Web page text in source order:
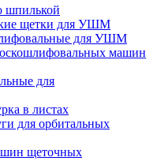
шпилькой
щетки для УШМ
для УШМ
машин
для
в листах
для орбитальных
щеточных